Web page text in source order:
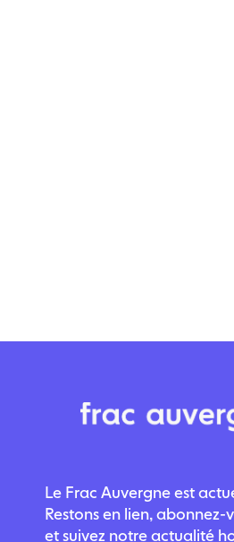
Le Frac Auvergne est
Restons en lien,
et suivez notre actualité